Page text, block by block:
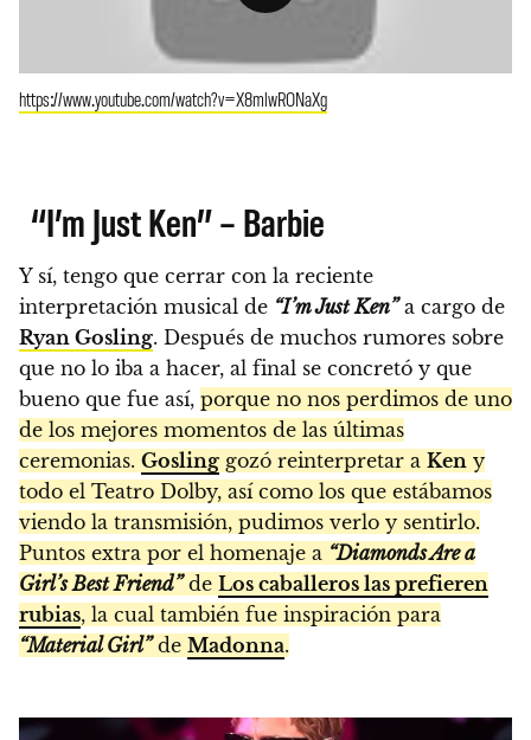
https://www.youtube.com/watch?v=X8mlwRONaXg
“I’m Just Ken” – Barbie
Y sí, tengo que cerrar con la reciente
interpretación musical de “I’m Just Ken”a cargo de
Ryan Gosling. Después de muchos rumores sobre
que no lo iba a hacer, al final se concretó y que
bueno que fue así, porque no nos perdimos de uno
de los mejores momentos de las últimas
ceremonias. Gosling gozó reinterpretar a Ken y
todo el Teatro Dolby, así como los que estábamos
viendo la transmisión, pudimos verlo y sentirlo.
Puntos extra por el homenaje a “Diamonds Are a
Girl’s Best Friend”de Los caballeros las prefieren
rubias, la cual también fue inspiración para
“Material Girl”de Madonna.